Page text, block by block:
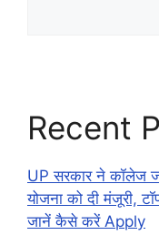
Recent
UP सरकार ने कॉलेज
योजना को दी मंजूरी,
जानें कैसे करें Apply